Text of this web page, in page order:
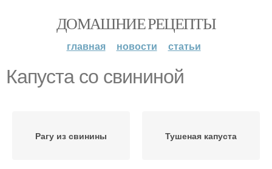
ДОМАШНИЕ РЕЦЕПТЫ
главная новости статьи
Капуста со свининой
Рагу из свинины Тушеная капуста